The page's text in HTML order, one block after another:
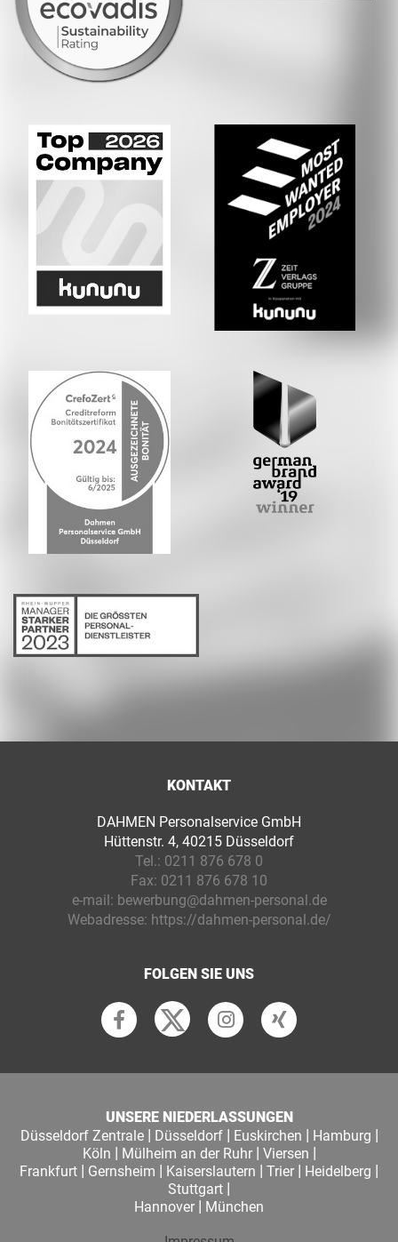
KONTAKT
DAHMEN Personalservice GmbH
Hüttenstr. 4, 40215 Düsseldorf
Tel.: 0211 876 678 0
Fax: 0211 876 678 10
e-mail: bewerbung@dahmen-personal.de
Webadresse: https://dahmen-personal.de/
FOLGEN SIE UNS
UNSERE NIEDERLASSUNGEN
Düsseldorf Zentrale| Düsseldorf| Euskirchen | Hamburg |
Köln | Mülheim an der Ruhr| Viersen |
Frankfurt | Gernsheim | Kaiserslautern | Trier | Heidelberg |
Stuttgart |
Hannover | München